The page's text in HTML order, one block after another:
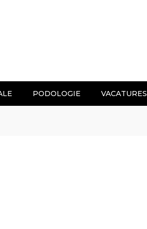
PODOLOGIE VACATURES